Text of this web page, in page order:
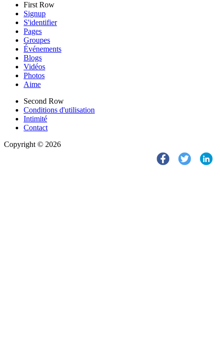
First Row
Signup
S'identifier
Pages
Groupes
Événements
Blogs
Vidéos
Photos
Aime
Second Row
Conditions d'utilisation
Intimité
Contact
Copyright © 2026